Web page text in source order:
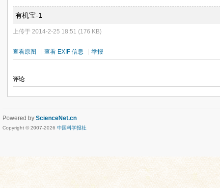
有机宝-1
上传于 2014-2-25 18:51 (176 KB)
查看原图 查看 EXIF 信息 举报
评论
Powered by ScienceNet.cn
Copyright © 2007-2026 中国科学报社